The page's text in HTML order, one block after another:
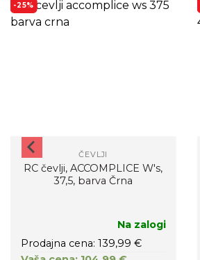
-25%
ČEVLJI
RC čevlji, ACCOMPLICE W's,
37,5, barva Črna
Na zalogi
Prodajna cena: 139,99 €